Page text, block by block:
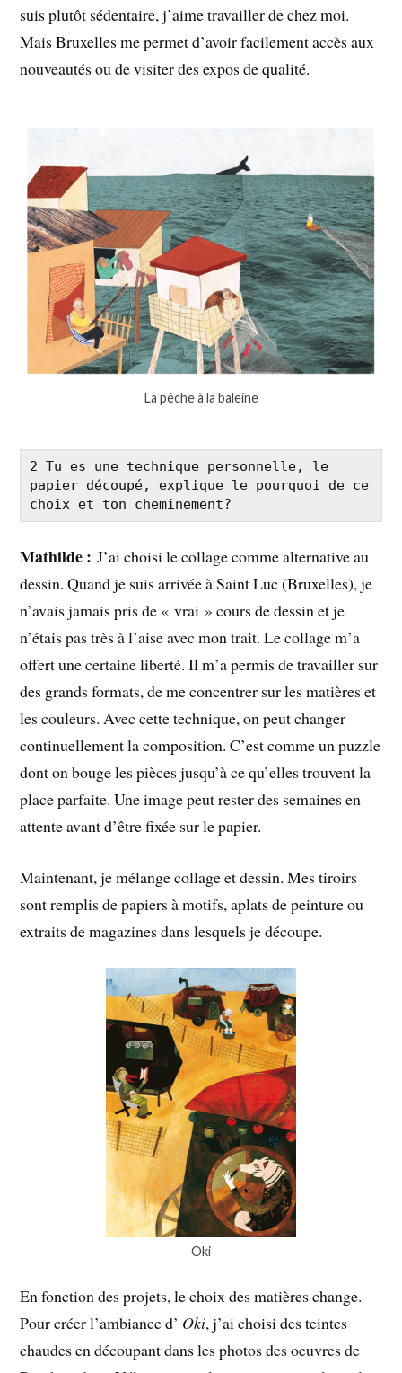
suis plutôt sédentaire, j’aime travailler de chez moi.
Mais Bruxelles me permet d’avoir facilement accès aux
nouveautés ou de visiter des expos de qualité.
La pêche à la baleine
2 Tu es une technique personnelle, le
papier découpé, explique le pourquoi de ce
choix et ton cheminement?
Mathilde :J’ai choisi le collage comme alternative au
dessin. Quand je suis arrivée à Saint Luc (Bruxelles), je
n’avais jamais pris de « vrai » cours de dessin et je
n’étais pas très à l’aise avec mon trait. Le collage m’a
offert une certaine liberté. Il m’a permis de travailler sur
des grands formats, de me concentrer sur les matières et
les couleurs. Avec cette technique, on peut changer
continuellement la composition. C’est comme un puzzle
dont on bouge les pièces jusqu’à ce qu’elles trouvent la
place parfaite. Une image peut rester des semaines en
attente avant d’être fixée sur le papier.
Maintenant, je mélange collage et dessin. Mes tiroirs
sont remplis de papiers à motifs, aplats de peinture ou
extraits de magazines dans lesquels je découpe.
Oki
En fonction des projets, le choix des matières change.
Pour créer l’ambiance d’ Oki, j’ai choisi des teintes
chaudes en découpant dans les photos des oeuvres de